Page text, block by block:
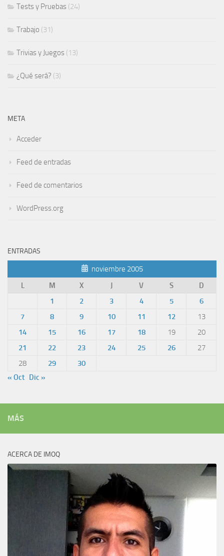
Tests y Pruebas (24)
Trabajo (31)
Trivias y Juegos (13)
¿Qué será? (3)
META
Acceder
Feed de entradas
Feed de comentarios
WordPress.org
ENTRADAS
noviembre 2005
L
M X J V S
D
1
2 3 4 5
6
7
8 9 10 11 12
13
14
15 16 17 18 19
20
21
22 23 24 25 26
27
28
29
30
« Oct Dic »
MÁS
ACERCA DE IMOQ